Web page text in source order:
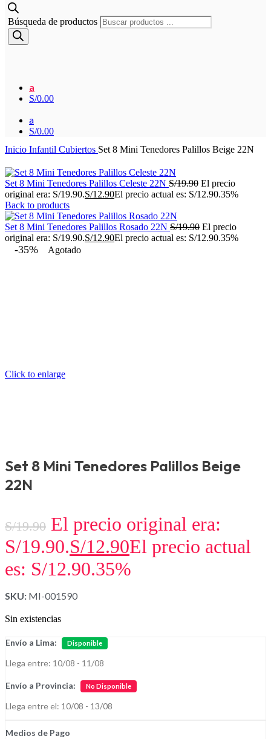
Búsqueda de productos
a
S/0.00
a
S/0.00
Inicio Infantil Cubiertos Set 8 Mini Tenedores Palillos Beige 22N
Set 8 Mini Tenedores Palillos Celeste 22N S/19.90 El precio
original era: S/19.90.S/12.90El precio actual es: S/12.90.35%
Back to products
Set 8 Mini Tenedores Palillos Rosado 22N S/19.90 El precio
original era: S/19.90.S/12.90El precio actual es: S/12.90.35%
-35% Agotado
Click to enlarge
Set 8 Mini Tenedores Palillos Beige
22N
S/19.90 El precio original era:
S/19.90.S/12.90El precio actual
es: S/12.90.35%
SKU: MI-001590
Sin existencias
Envío a Lima: Disponible
Llega entre: 10/08 - 11/08
Envío a Provincia: No Disponible
Llega entre el: 10/08 - 13/08
Medios de Pago